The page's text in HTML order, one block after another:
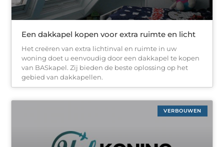
Een dakkapel kopen voor extra ruimte en licht
Het creëren van extra lichtinval en ruimte in uw
woning doet u eenvoudig door een dakkapel te kopen
van BASkapel. Zij bieden de beste oplossing op het
gebied van dakkapellen.
VERBOUWEN